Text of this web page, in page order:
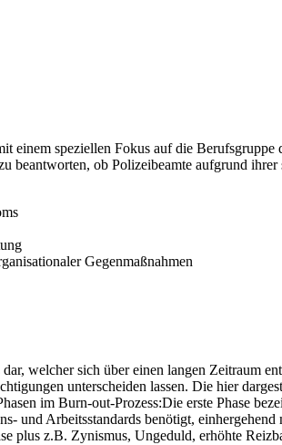
einem speziellen Fokus auf die
beantworten, ob Polizeibeamte aufgrund
Gegenmaßnahmen
welcher sich über einen langen Zeitraum
unterscheiden lassen. Die hier
im Burn-out-Prozess:Die erste Phase
und Arbeitsstandards benötigt,
plus z.B. Zynismus, Ungeduld, erhöhte